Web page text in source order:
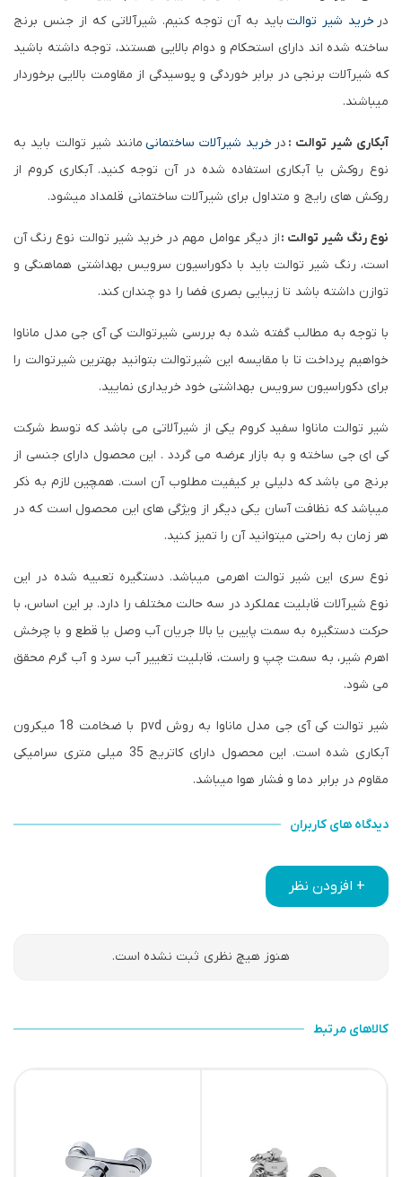
در خرید شیر توالت باید به آن توجه کنیم. شیرآلاتی که از جنس برنج
ساخته شده اند دارای استحکام و دوام بالایی هستند، توجه داشته باشید
که شیرآلات برنجی در برابر خوردگی و پوسیدگی از مقاومت بالایی برخوردار
میباشند.
آبکاری شیر توالت : در خرید شیرآلات ساختمانی مانند شیر توالت باید به
نوع روکش یا آبکاری استفاده شده در آن توجه کنید. آبکاری کروم از
روکش های رایج و متداول برای شیرآلات ساختمانی قلمداد میشود.
نوع رنگ شیر توالت :از دیگر عوامل مهم در خرید شیر توالت نوع رنگ آن
است، رنگ شیر توالت باید با دکوراسیون سرویس بهداشتی هماهنگی و
توازن داشته باشد تا زیبایی بصری فضا را دو چندان کند.
با توجه به مطالب گفته شده به بررسی شیرتوالت کی آی جی مدل ماناوا
خواهیم پرداخت تا با مقایسه این شیرتوالت بتوانید بهترین شیرتوالت را
برای دکوراسیون سرویس بهداشتی خود خریداری نمایید.
شیر توالت ماناوا سفید کروم یکی از شیرآلاتی می باشد که توسط شرکت
کی ای جی ساخته و به بازار عرضه می گردد . این محصول دارای جنسی از
برنج می باشد که دلیلی بر کیفیت مطلوب آن است. همچین لازم به ذکر
میباشد که نظافت آسان یکی دیگر از ویژگی های این محصول است که در
هر زمان به راحتی میتوانید آن را تمیز کنید.
نوع سری این شیر توالت اهرمی میباشد. دستگیره تعبیه شده در این
نوع شیرآلات قابلیت عملکرد در سه حالت مختلف را دارد. بر این اساس، با
حرکت دستگیره به سمت پایین یا بالا جریان آب وصل یا قطع و با چرخش
اهرم شیر، به سمت چپ و راست، قابلیت تغییر آب سرد و آب گرم محقق
می شود.
شیر توالت کی آی جی مدل ماناوا به روش pvd با ضخامت 18 میکرون
آبکاری شده است. این محصول دارای کاتریج 35 میلی متری سرامیکی
مقاوم در برابر دما و فشار هوا میباشد.
دیدگاه های کاربران
+ افزودن نظر
هنوز هیچ نظری ثبت نشده است.
کالاهای مرتبط